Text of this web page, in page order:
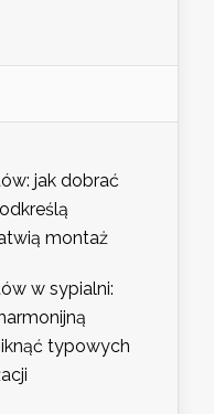
jak dobrać
montaż
w sypialni:
typowych